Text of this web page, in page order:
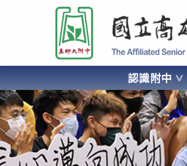
要
容
國立高雄師範大學附屬高級中學 Affiliated
認識附中
AFFILIATED SENIOR HIGH SCHOOL